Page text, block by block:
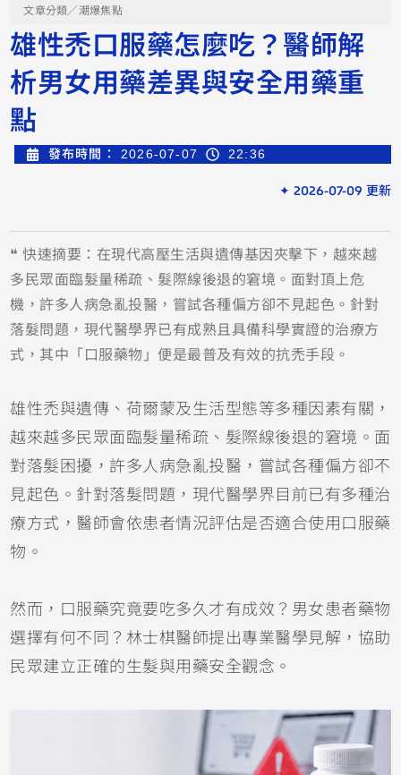
文章分類／潮爆焦點
雄性禿口服藥怎麼吃？醫師解
析男女用藥差異與安全用藥重
點
發布時間： 2026-07-07 22:36
✦ 2026-07-09 更新
❝ 快速摘要：在現代高壓生活與遺傳基因夾擊下，越來越
多民眾面臨髮量稀疏、髮際線後退的窘境。面對頂上危
機，許多人病急亂投醫，嘗試各種偏方卻不見起色。針對
落髮問題，現代醫學界已有成熟且具備科學實證的治療方
式，其中「口服藥物」便是最普及有效的抗禿手段。
雄性禿與遺傳、荷爾蒙及生活型態等多種因素有關，
越來越多民眾面臨髮量稀疏、髮際線後退的窘境。面
對落髮困擾，許多人病急亂投醫，嘗試各種偏方卻不
見起色。針對落髮問題，現代醫學界目前已有多種治
療方式，醫師會依患者情況評估是否適合使用口服藥
物。
然而，口服藥究竟要吃多久才有成效？男女患者藥物
選擇有何不同？林士棋醫師提出專業醫學見解，協助
民眾建立正確的生髮與用藥安全觀念。